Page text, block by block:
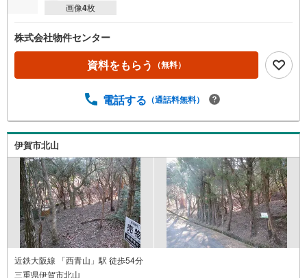
画像4枚
株式会社物件センター
資料をもらう （無料）
電話する （通話料無料）
伊賀市北山
近鉄大阪線 「西青山」駅 徒歩54分
三重県伊賀市北山